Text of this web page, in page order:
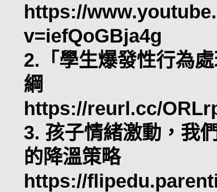
https://
v=iefQoGBja4g
2.「學生爆發性行為
綱
https://reurl.cc/
3. 孩子情緒激動，我
的降溫策略
https://